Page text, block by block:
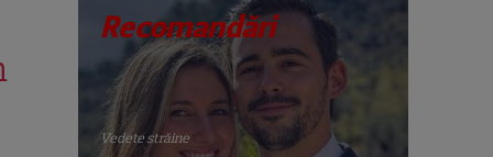
Recomandări
Vedete străine